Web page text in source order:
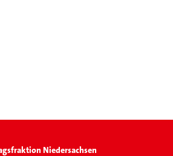
Niedersachsen